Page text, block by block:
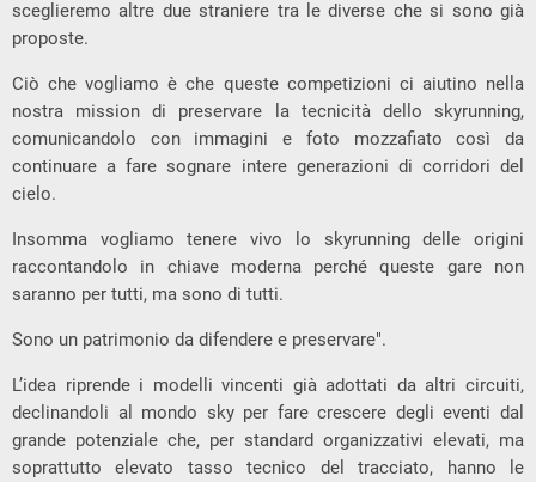
sceglieremo altre due straniere tra le diverse che si sono già
proposte.
Ciò che vogliamo è che queste competizioni ci aiutino nella
nostra mission di preservare la tecnicità dello skyrunning,
comunicandolo con immagini e foto mozzafiato così da
continuare a fare sognare intere generazioni di corridori del
cielo.
Insomma vogliamo tenere vivo lo skyrunning delle origini
raccontandolo in chiave moderna perché queste gare non
saranno per tutti, ma sono di tutti.
Sono un patrimonio da difendere e preservare".
L’idea riprende i modelli vincenti già adottati da altri circuiti,
declinandoli al mondo sky per fare crescere degli eventi dal
grande potenziale che, per standard organizzativi elevati, ma
soprattutto elevato tasso tecnico del tracciato, hanno le